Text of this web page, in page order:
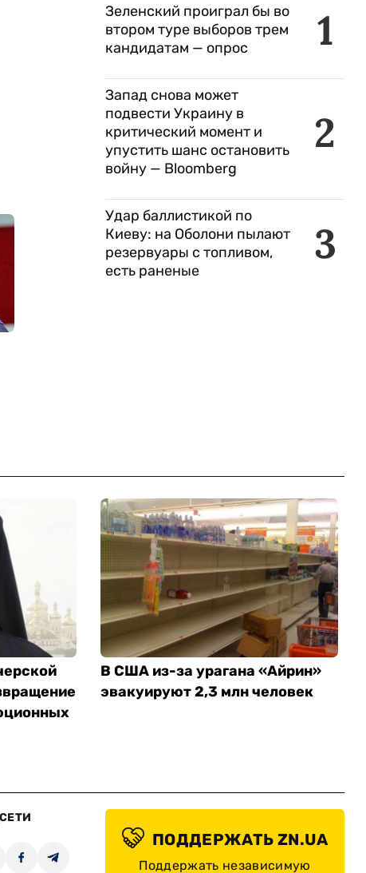
1
Зеленский проиграл бы во
втором туре выборов трем
кандидатам — опрос
2
Запад снова может
подвести Украину в
критический момент и
упустить шанс остановить
войну — Bloomberg
3
Удар баллистикой по
Киеву: на Оболони пылают
резервуары с топливом,
есть раненые
В США из-за урагана «Айрин»
эвакуируют 2,3 млн человек
ПОДДЕРЖАТЬ ZN.UA
Поддержать независимую